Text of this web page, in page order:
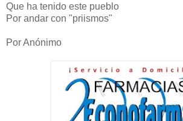
Que ha tenido este pueblo
Por andar con "priismos"
Por Anónimo